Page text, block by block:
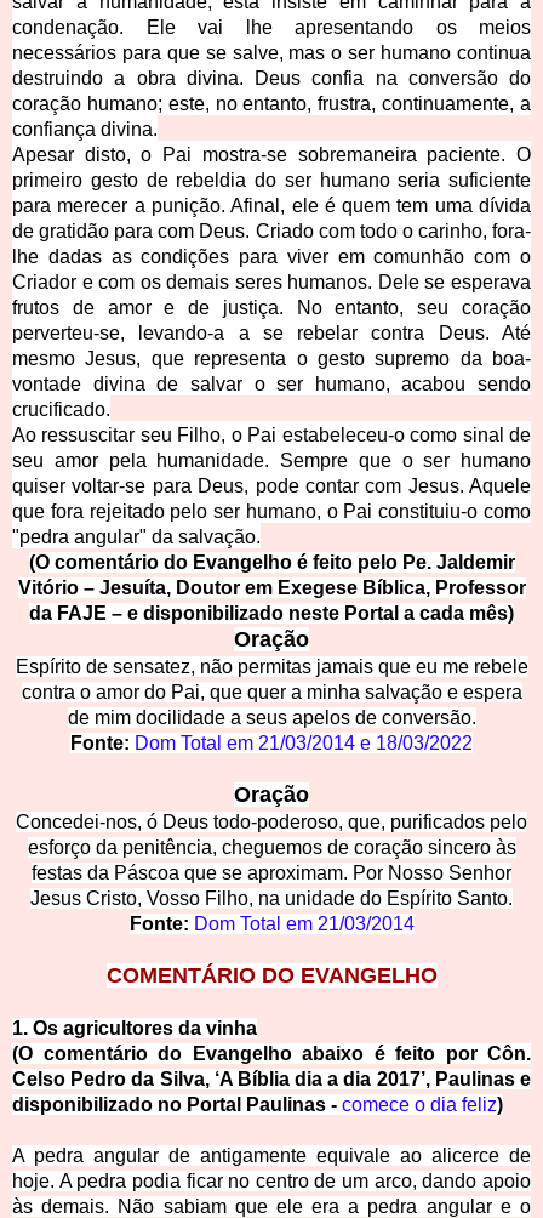
condenação. Ele vai lhe apresentando os meios
necessários para que se salve, mas o ser humano continua
destruindo a obra divina. Deus confia na conversão do
coração humano; este, no entanto, frustra, continuamente, a
confiança divina.
Apesar disto, o Pai mostra-se sobremaneira paciente. O
primeiro gesto de rebeldia do ser humano seria suficiente
para merecer a punição. Afinal, ele é quem tem uma dívida
de gratidão para com Deus. Criado com todo o carinho, fora-
lhe dadas as condições para viver em comunhão com o
Criador e com os demais seres humanos. Dele se esperava
frutos de amor e de justiça. No entanto, seu coração
perverteu-se, levando-a a se rebelar contra Deus. Até
mesmo Jesus, que representa o gesto supremo da boa-
vontade divina de salvar o ser humano, acabou sendo
crucificado.
Ao ressuscitar seu Filho, o Pai estabeleceu-o como sinal de
seu amor pela humanidade. Sempre que o ser humano
quiser voltar-se para Deus, pode contarcom Jesus. Aquele
que fora rejeitado pelo ser humano, o Pai constituiu-o como
"pedra angular" da salvação.
(O comentário do Evangelho é feito pelo Pe. Jaldemir
Vitório – Jesuíta, Doutor em Exegese Bíblica, Professor
da FAJE – e disponibilizado neste Portal a cada mês)
Oração
Espírito de sensatez, não permitas jamais que eu me rebele
contra o amor do Pai, que quer a minha salvação e espera
de mim docilidade a seus apelos de conversão.
Fonte: Dom Total em 21/03/2014 e 18/03/2022
Oração
Concedei-nos, ó Deus todo-poderoso, que, purificados pelo
esforço da penitência, cheguemos de coração sincero às
festas da Páscoa que se aproximam. Por Nosso Senhor
Jesus Cristo, Vosso Filho, na unidade do Espírito Santo.
Fonte: Dom Total em 21/03/2014
COMENTÁRIO DO EVANGELHO
1. Os agricultores da vinha
(O comentário do Evangelho abaixo é feito por Côn.
Celso Pedro da Silva, ‘A Bíblia dia a dia 2017’, Paulinas e
disponibilizado no Portal Paulinas - comece o dia feliz)
A pedra angular de antigamente equivale ao alicerce de
hoje. A pedra podia ficar no centro de um arco, dando apoio
às demais. Não sabiam que ele era a pedra angular e o